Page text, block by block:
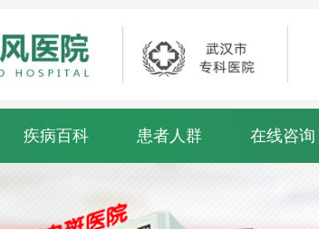
疾病百科 患者人群 在线咨询